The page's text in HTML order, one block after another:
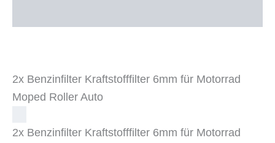
2x Benzinfilter Kraftstofffilter 6mm für Motorrad
Moped Roller Auto
2x Benzinfilter Kraftstofffilter 6mm für Motorrad